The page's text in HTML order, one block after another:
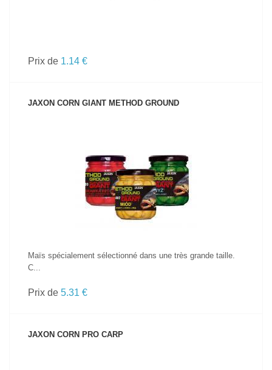
Prix de 1.14 €
JAXON CORN GIANT METHOD GROUND
VOIR LE PRODUIT
Maïs spécialement sélectionné dans une très grande taille.
C...
Prix de 5.31 €
JAXON CORN PRO CARP